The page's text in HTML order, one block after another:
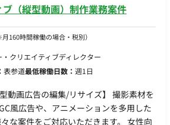
（縦型動画）制作業務案件
月160時間稼働の場合・税別）
クリエイティブディレクター
表参道最低稼働日数： 週1日
動画広告の編集/リサイズ】 撮影素材を
風広告や、アニメーションを多用した
な案件をご対応いただきます。 女性向